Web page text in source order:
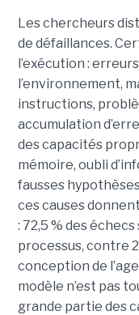
Les chercheurs
de défaillances.
l’exécution :
l’environnement,
instructions,
accumulation
des capacités
mémoire, oubli
fausses
ces causes
: 72,5 % des
processus, contre
conception de
modèle n’est pas
grande partie des